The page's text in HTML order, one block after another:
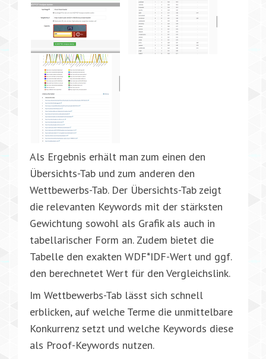
Als Ergebnis erhält man zum einen den
Übersichts-Tab und zum anderen den
Wettbewerbs-Tab. Der Übersichts-Tab zeigt
die relevanten Keywords mit der stärksten
Gewichtung sowohl als Grafik als auch in
tabellarischer Form an. Zudem bietet die
Tabelle den exakten WDF*IDF-Wert und ggf.
den berechnetet Wert für den Vergleichslink.
Im Wettbewerbs-Tab lässt sich schnell
erblicken, auf welche Terme die unmittelbare
Konkurrenz setzt und welche Keywords diese
als Proof-Keywords nutzen.